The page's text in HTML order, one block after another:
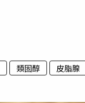
類固醇
皮脂腺